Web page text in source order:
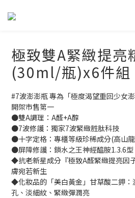
極致雙A緊緻提亮
(30ml/瓶)x6件組
#7波澎澎瓶 專為「極度渴望重回少女
開架市售第一
●雙A調理：A醛+A醇
●7波修護：獨家7波緊緻胜肽科技
●十字定格：專櫃等級珍稀成分(高山
●屏障修護：鎖水之王神經醯胺1.3.6型
◆抗老新星成分『極致A醛緊緻提亮因
膚宛若新生
◆化妝品的「美白黃金」甘草酸二鉀：
孔、淡細紋、緊緻彈潤亮